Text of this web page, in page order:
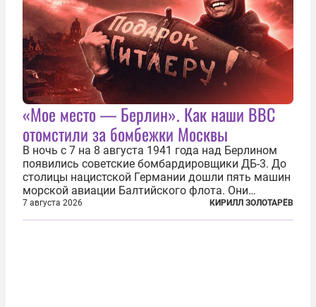
«Мое место — Берлин». Как наши ВВС
отомстили за бомбежки Москвы
В ночь с 7 на 8 августа 1941 года над Берлином
появились советские бомбардировщики ДБ-3. До
столицы нацистской Германии дошли пять машин
морской авиации Балтийского флота. Они
сбросили бомбы на город, который в тот момент
жил в полной уверенности, что война идет где-то
7 августа 2026 КИРИЛЛ ЗОЛОТАРЁВ